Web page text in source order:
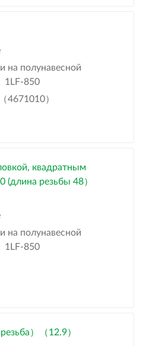
на полунавесной
1LF-850
4671010）
квадратным
(длина резьбы 48）
на полунавесной
1LF-850
）（12.9）